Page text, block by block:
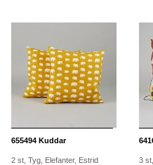
655494 Kuddar
2 st, Tyg, Elefanter, Estrid
3